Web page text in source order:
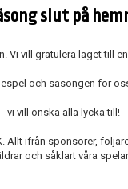
slut på
Vi vill gratulera laget till
och säsongen för
vi vill önska alla lycka till!
Allt ifrån sponsorer,
och såklart våra